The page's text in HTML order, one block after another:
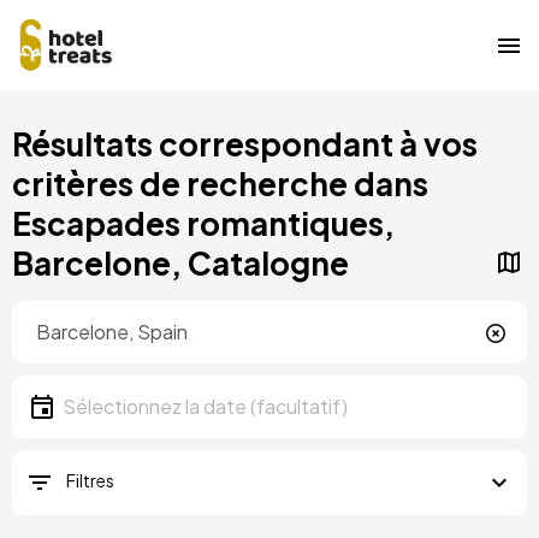
au
contenu
principal
Résultats correspondant à vos
critères de recherche dans
Escapades romantiques,
Barcelone, Catalogne
Date
Sélectionnez la date
Filtres